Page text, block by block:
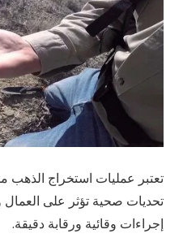
تعتبر عمليات استخراج الذهب
تحديات صحية تؤثر على العمال
إجراءات وقائية ورقابة دقيقة.